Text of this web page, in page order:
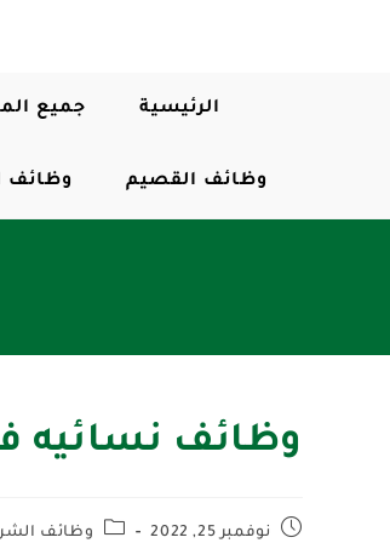
الرئيسية جميع
وظائف القصيم وظائف
وظائف نسائيه
نوفمبر 25, 2022 وظائف